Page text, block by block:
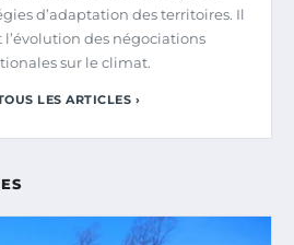
d’adaptation des territoires. Il
des négociations
sur le climat.
LES ARTICLES ›